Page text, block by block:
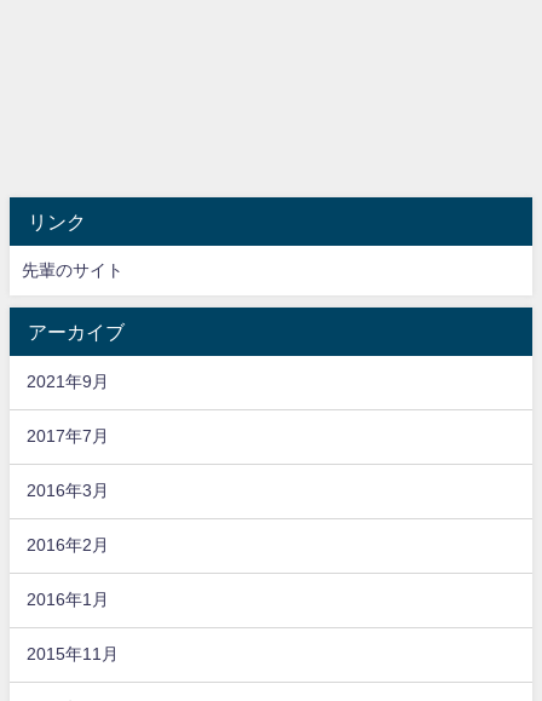
リンク
先輩のサイト
アーカイブ
2021年9月
2017年7月
2016年3月
2016年2月
2016年1月
2015年11月